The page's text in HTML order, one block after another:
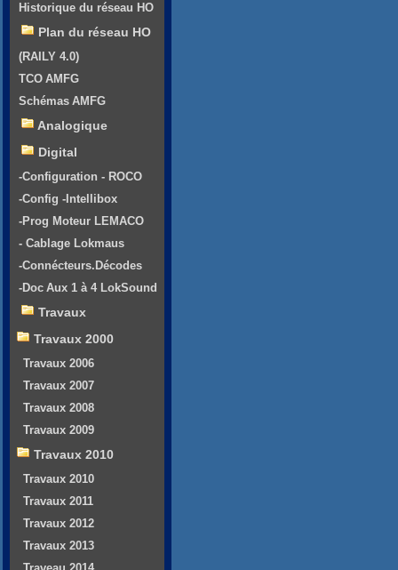
Historique du réseau HO
Plan du réseau HO
(RAILY 4.0)
TCO AMFG
Schémas AMFG
Analogique
Digital
-Configuration - ROCO
-Config -Intellibox
-Prog Moteur LEMACO
- Cablage Lokmaus
-Connécteurs.Décodes
-Doc Aux 1 à 4 LokSound
Travaux
Travaux 2000
Travaux 2006
Travaux 2007
Travaux 2008
Travaux 2009
Travaux 2010
Travaux 2010
Travaux 2011
Travaux 2012
Travaux 2013